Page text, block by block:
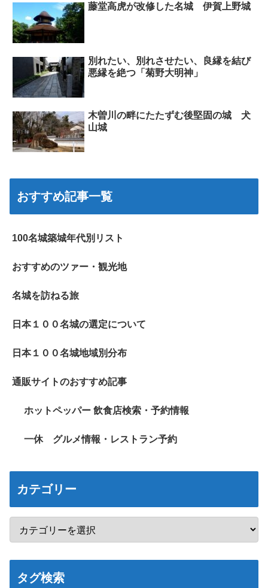
藤堂高虎が改修した名城 伊賀上野城
別れたい、別れさせたい、良縁を結び
悪縁を絶つ「菊野大明神」
木曽川の畔にたたずむ後堅固の城 犬
山城
おすすめ記事一覧
100名城築城年代別リスト
おすすめのツァー・観光地
名城を訪ねる旅
日本１００名城の選定について
日本１００名城地域別分布
通販サイトのおすすめ記事
ホットペッパー 飲食店検索・予約情報
一休 グルメ情報・レストラン予約
カテゴリー
タグ検索